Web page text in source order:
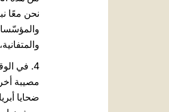
نحن معًا
ضحايا